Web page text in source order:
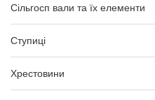
Сільгосп вали та їх елементи
Ступиці
Хрестовини